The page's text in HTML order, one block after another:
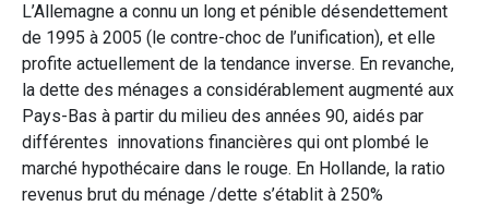
L’Allemagne a connu un long et pénible désendettement
de 1995 à 2005 (le contre-choc de l’unification), et elle
profite actuellement de la tendance inverse. En revanche,
la dette des ménages a considérablement augmenté aux
Pays-Bas à partir du milieu des années 90, aidés par
différentes innovations financières qui ont plombé le
marché hypothécaire dans le rouge. En Hollande, la ratio
revenus brut du ménage /dette s’établit à 250%